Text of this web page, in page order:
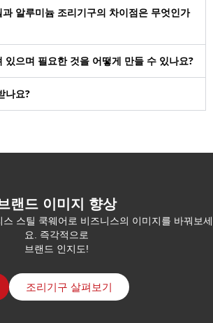
알루미늄 조리기구의 차이점은 무엇인가
있으며 필요한 것을 어떻게 만들 수 있나요?
나요?
랜드 이미지 향상
스틸 쿡웨어로 비즈니스의 이미지를 바꿔보세
요. 즉각적으로
브랜드 인지도!
조리기구 살펴보기